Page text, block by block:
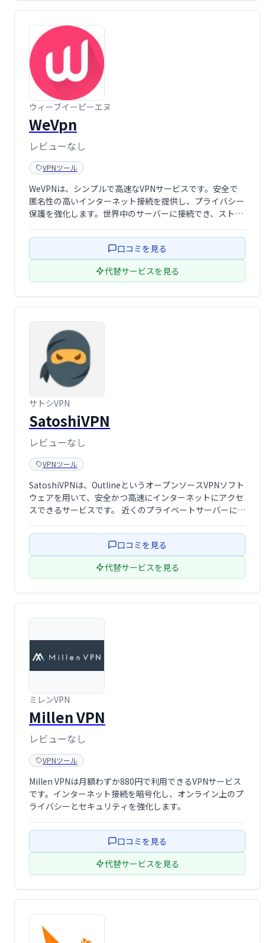
ウィーブイーピーエヌ
WeVpn
レビューなし
VPNツール
WeVPNは、シンプルで高速なVPNサービスです。安全で
匿名性の高いインターネット接続を提供し、プライバシー
保護を強化します。世界中のサーバーに接続でき、ストリ
定で初心者にも最適です。
口コミを見る
代替サービスを見る
サトシVPN
SatoshiVPN
レビューなし
VPNツール
SatoshiVPNは、OutlineというオープンソースVPNソフト
ウェアを用いて、安全かつ高速にインターネットにアクセ
スできるサービスです。 近くのプライベートサーバーにイ
実現。 ウェブ上でのプライバシーと匿名性を確保し、安
口コミを見る
代替サービスを見る
ミレンVPN
Millen VPN
レビューなし
VPNツール
Millen VPNは月額わずか880円で利用できるVPNサービス
です。インターネット接続を暗号化し、オンライン上のプ
ライバシーとセキュリティを強化します。
口コミを見る
代替サービスを見る